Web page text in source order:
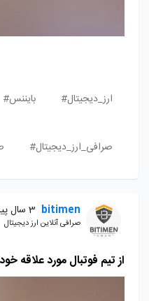
ارز_دیجیتال# بایننس#
صرافی_ارز_دیجیتال#
bitimen 3 سال پیش
صرافی آنلاین ارز دیجیتال
از تیم فوتبال مورد علاقه